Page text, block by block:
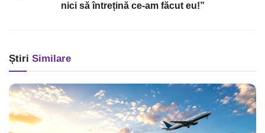
nici să întrețină ce-am făcut eu!”
Știri Similare